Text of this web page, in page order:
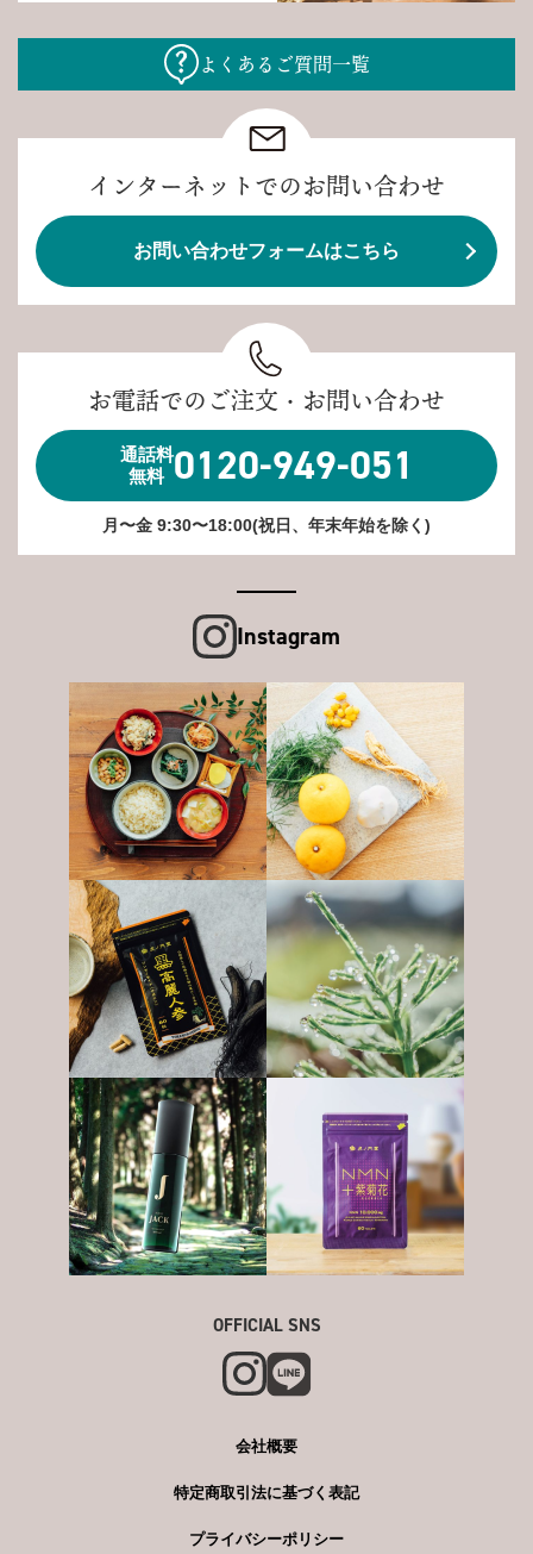
よくあるご質問一覧
インターネットでのお問い合わせ
お問い合わせフォームはこちら
お電話でのご注文・お問い合わせ
通話料
無料 0120-949-051
月〜金 9:30〜18:00(祝日、年末年始を除く)
Instagram
OFFICIAL SNS
会社概要
特定商取引法に基づく表記
プライバシーポリシー